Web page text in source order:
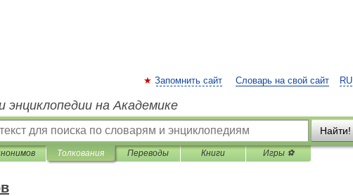
RU
Запомнить сайт Словарь на свой сайт
энциклопедии на Академике
Найти!
Толкования Переводы Книги Игры ⚽